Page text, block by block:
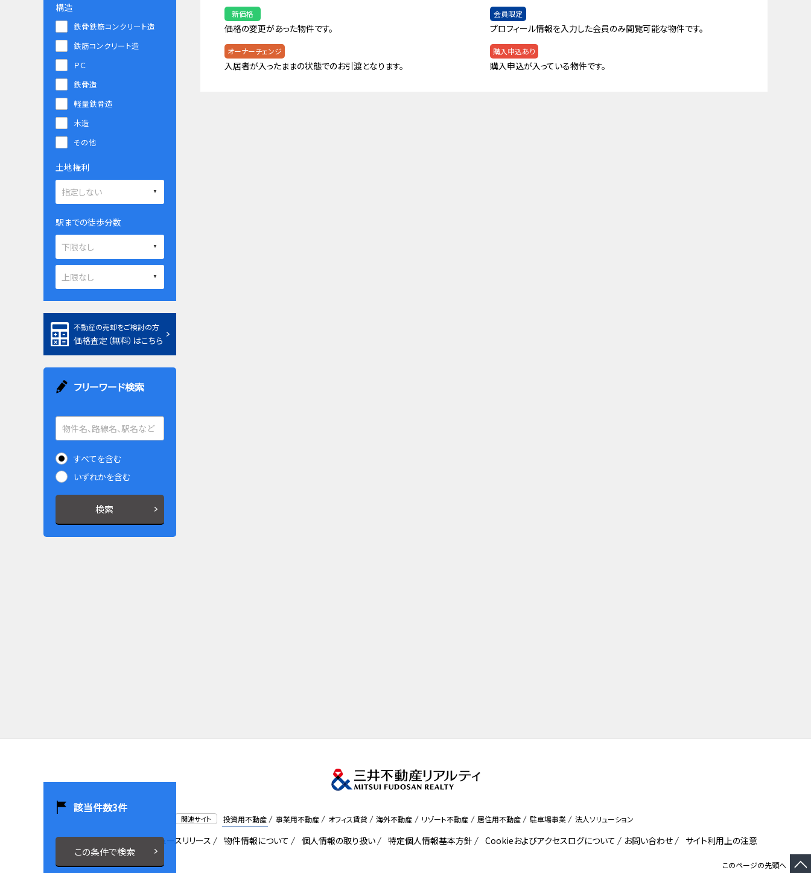
新価格
価格の変更があった物件です。
会員限定
プロフィール情報を入力した会員のみ閲覧可能な物件です。
オーナーチェンジ
入居者が入ったままの状態でのお引渡となります。
購入申込あり
購入申込が入っている物件です。
構造
鉄骨鉄筋コンクリート造
鉄筋コンクリート造
ＰＣ
鉄骨造
軽量鉄骨造
木造
その他
土地権利
駅までの徒歩分数
該当件数3件
この条件で検索
不動産の売却をご検討の方
価格査定（無料）はこちら
フリーワード検索
すべてを含む
いずれかを含む
検索
このページの先頭へ
関連サイト 投資用不動産 事業用不動産 オフィス賃貸 海外不動産 リゾート不動産 居住用不動産 駐車場事業 法人ソリューション
会社概要 採用情報 ニュースリリース 物件情報について 個人情報の取り扱い 特定個人情報基本方針 Cookieおよびアクセスログについて お問い合わせ サイト利用上の注意